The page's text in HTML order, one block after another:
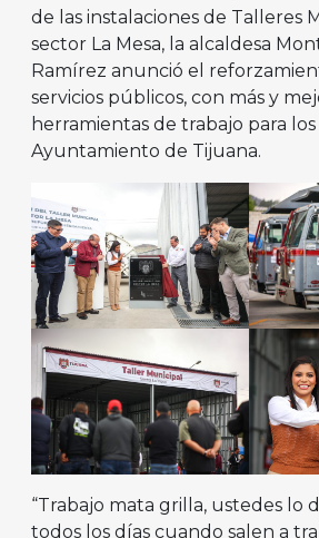
de las instalaciones de Talleres
sector La Mesa, la alcaldesa
Ramírez anunció el
servicios públicos, con más y
herramientas de trabajo para
Ayuntamiento de Tijuana.
“Trabajo mata grilla, ustedes lo
todos los días cuando salen a